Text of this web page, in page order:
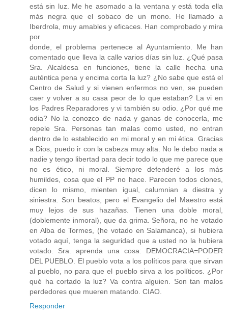
está sin luz. Me he asomado a la ventana y está toda ella
más negra que el sobaco de un mono. He llamado a
Iberdrola, muy amables y eficaces. Han comprobado y mira
por
donde, el problema pertenece al Ayuntamiento. Me han
comentado que lleva la calle varios días sin luz. ¿Qué pasa
Sra. Alcaldesa en funciones, tiene la calle hecha una
auténtica pena y encima corta la luz? ¿No sabe que está el
Centro de Salud y si vienen enfermos no ven, se pueden
caer y volver a su casa peor de lo que estaban? La vi en
los Padres Reparadores y vi también su odio. ¿Por qué me
odia? No la conozco de nada y ganas de conocerla, me
repele Sra. Personas tan malas como usted, no entran
dentro de lo establecido en mi moral y en mi ética. Gracias
a Dios, puedo ir con la cabeza muy alta. No le debo nada a
nadie y tengo libertad para decir todo lo que me parece que
no es ético, ni moral. Siempre defenderé a los más
humildes, cosa que el PP no hace. Parecen todos clones,
dicen lo mismo, mienten igual, calumnian a diestra y
siniestra. Son beatos, pero el Evangelio del Maestro está
muy lejos de sus hazañas. Tienen una doble moral,
(doblemente inmoral), que da grima. Señora, no he votado
en Alba de Tormes, (he votado en Salamanca), si hubiera
votado aquí, tenga la seguridad que a usted no la hubiera
votado. Sra. aprenda una cosa: DEMOCRACIA=PODER
DEL PUEBLO. El pueblo vota a los políticos para que sirvan
al pueblo, no para que el pueblo sirva a los políticos. ¿Por
qué ha cortado la luz? Va contra alguien. Son tan malos
perdedores que mueren matando. CIAO.
Responder